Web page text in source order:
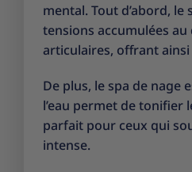
mental. Tout d’abord,
tensions accumulées
articulaires, offrant
De plus, le spa de nage
l’eau permet de
parfait pour ceux qui
intense.